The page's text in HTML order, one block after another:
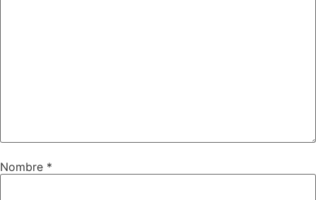
Nombre *